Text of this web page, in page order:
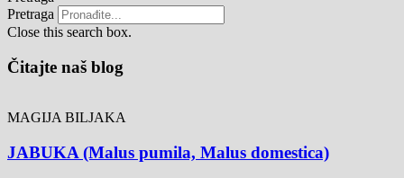
Pretraga
Close this search box.
Čitajte naš blog
MAGIJA BILJAKA
JABUKA (Malus pumila, Malus domestica)